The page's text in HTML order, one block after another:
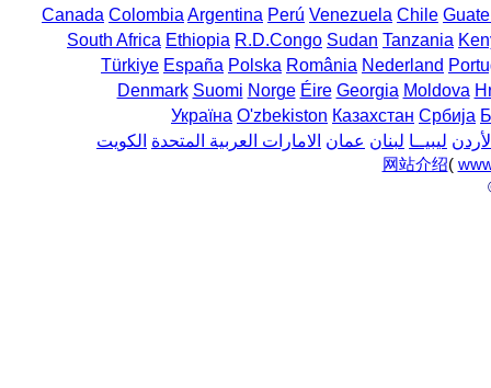
Canada Colombia Argentina Perú Venezuela Chile
South Africa Ethiopia R.D.Congo Sudan Tanzania
Türkiye España Polska România Nederland
Denmark Suomi Norge Éire Georgia Moldova
Україна O'zbekiston Казахстан Србија
ليبيــا لبنان عمان الامارات العربية المتحدة الكويت
网站介绍(